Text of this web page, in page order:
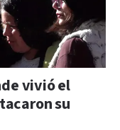
vivió el
su